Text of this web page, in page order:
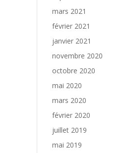
mars 2021
février 2021
janvier 2021
novembre 2020
octobre 2020
mai 2020
mars 2020
février 2020
juillet 2019
mai 2019